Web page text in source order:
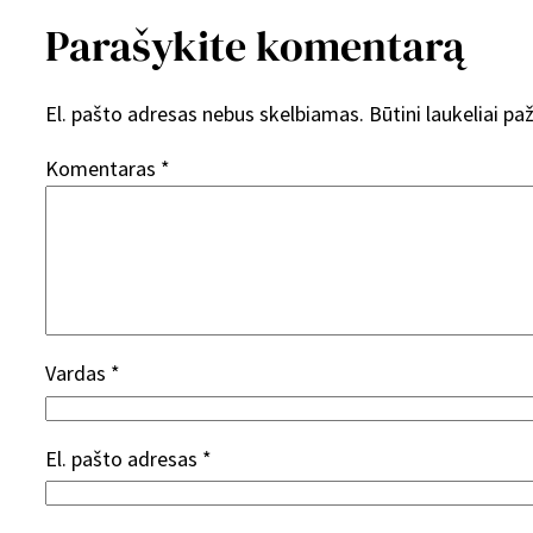
Parašykite komentarą
El. pašto adresas nebus skelbiamas. Būtini laukeliai
Komentaras *
Vardas *
El. pašto adresas *